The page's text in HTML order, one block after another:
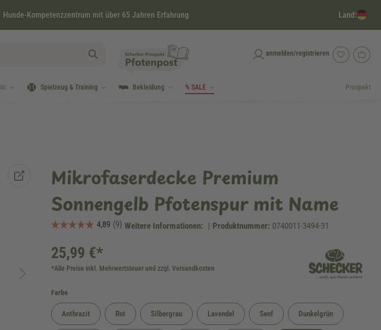
Hunde-Kompetenzzentrum mit über 65 Jahren Erfahrung Land:
anmelden/registrieren
Spielzeug & Training Bekleidung % SALE Prospekt
Mikrofaserdecke Premium
Sonnengelb Pfotenspur mit Name
Weitere Informationen: | Produktnummer: 0740011-3494-31
25,99 €*
*Alle Preise inkl. Mehrwertsteuer und zzgl. Versandkosten
Farbe
Anthrazit Rot Silbergrau Lavendel Senf Dunkelgrün